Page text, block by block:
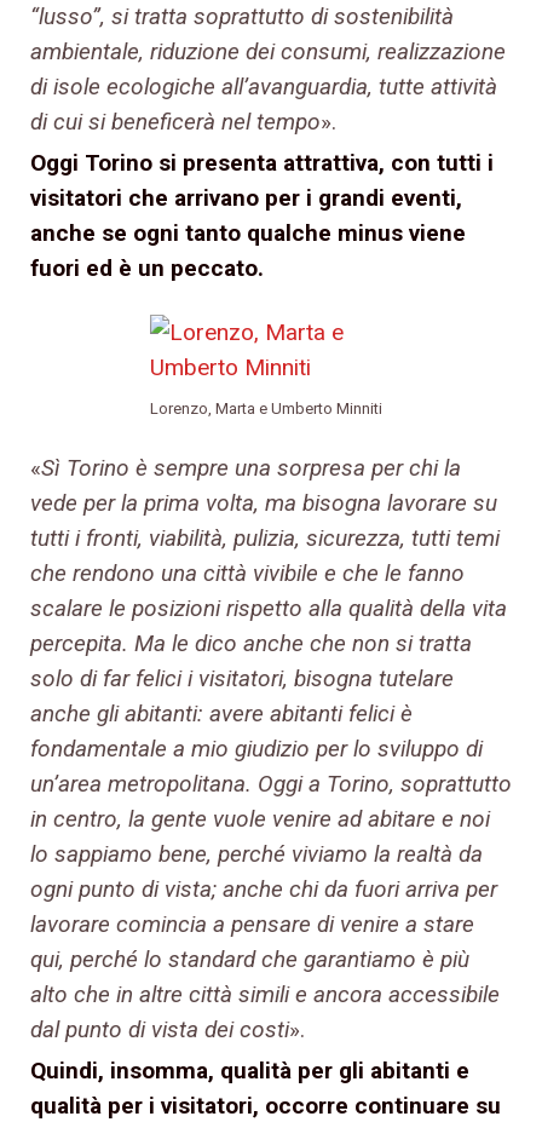
“lusso”, si tratta soprattutto di sostenibilità
ambientale, riduzione dei consumi, realizzazione
di isole ecologiche all’avanguardia, tutte attività
di cui si beneficerà nel tempo».
Oggi Torino si presenta attrattiva, con tutti i
visitatori che arrivano per i grandi eventi,
anche se ogni tanto qualche minus viene
fuori ed è un peccato.
Lorenzo, Marta e Umberto Minniti
«Sì Torino è sempre una sorpresa per chi la
vede per la prima volta, ma bisogna lavorare su
tutti i fronti, viabilità, pulizia, sicurezza, tutti temi
che rendono una città vivibile e che le fanno
scalare le posizioni rispetto alla qualità della vita
percepita. Ma le dico anche che non si tratta
solo di far felici i visitatori, bisogna tutelare
anche gli abitanti: avere abitanti felici è
fondamentale a mio giudizio per lo sviluppo di
un’area metropolitana. Oggi a Torino, soprattutto
in centro, la gente vuole venire ad abitare e noi
lo sappiamo bene, perché viviamo la realtà da
ogni punto di vista; anche chi da fuori arriva per
lavorare comincia a pensare di venire a stare
qui, perché lo standard che garantiamo è più
alto che in altre città simili e ancora accessibile
dal punto di vista dei costi».
Quindi, insomma, qualità per gli abitanti e
qualità per i visitatori, occorre continuare su